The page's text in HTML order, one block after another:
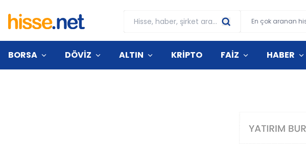
En çok aranan
BORSA DÖVİZ ALTIN KRİPTO FAİZ HABER